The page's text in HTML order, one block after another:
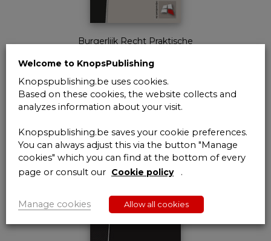
Burgerlijk Recht Praktische
€ 54,99
Add to cart
Welcome to KnopsPublishing
Knopspublishing.be uses cookies.
Based on these cookies, the website collects and
analyzes information about your visit.
Knopspublishing.be saves your cookie preferences.
You can always adjust this via the button "Manage
cookies" which you can find at the bottom of every
page or consult our Cookie policy .
Manage cookies Allow all cookies